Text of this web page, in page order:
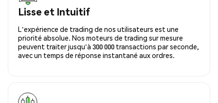
Lisse et Intuitif
L'expérience de trading de nos utilisateurs est une
priorité absolue. Nos moteurs de trading sur mesure
peuvent traiter jusqu'à 300 000 transactions par seconde,
avec un temps de réponse instantané aux ordres.